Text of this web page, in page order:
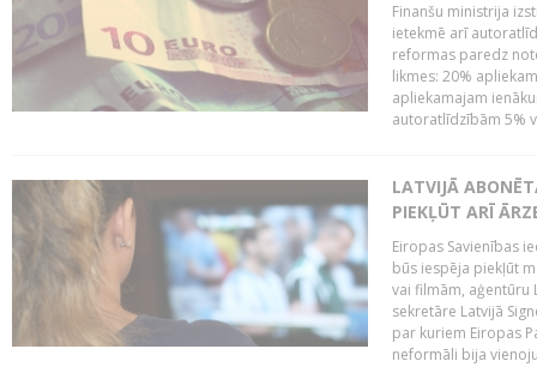
Finanšu ministrija
ietekmē arī
reformas paredz
likmes: 20%
apliekamajam
autoratlīdzībām 5%
LATVIJĀ
PIEKĻŪT ARĪ
Eiropas Savienības
būs iespēja piekļūt
vai filmām, aģentūru
sekretāre Latvijā
par kuriem Eiropas
neformāli bija